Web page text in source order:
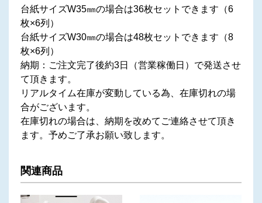
台紙サイズW35㎜の場合は36枚セットできます（6
枚×6列）
台紙サイズW30㎜の場合は48枚セットできます（8
枚×6列）
納期：ご注文完了後約3日（営業稼働日）で発送させ
て頂きます。
リアルタイム在庫が変動している為、在庫切れの場
合がございます。
在庫切れの場合は、納期を改めてご連絡させて頂き
ます。予めご了承お願い致します。
関連商品